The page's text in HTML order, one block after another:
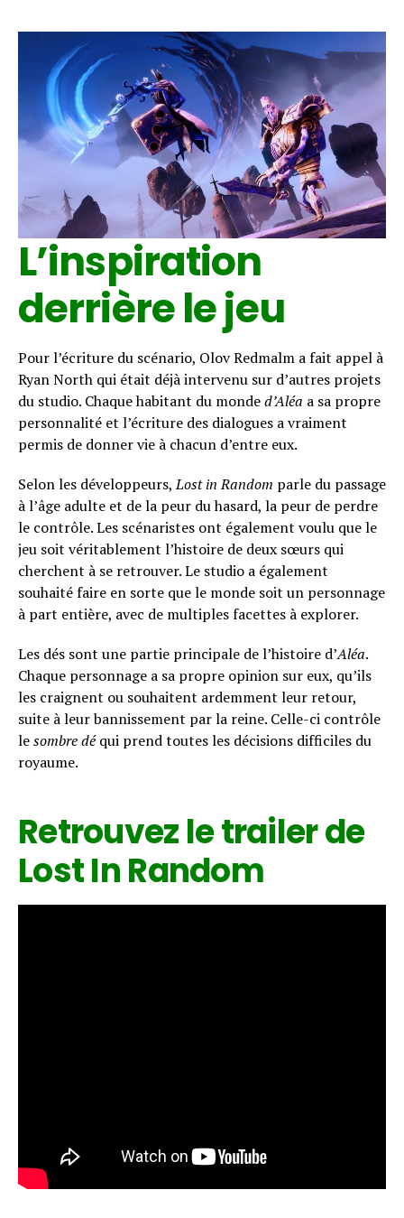
L’inspiration
derrière le jeu
Pour l’écriture du scénario, Olov Redmalm a fait appel à
Ryan North qui était déjà intervenu sur d’autres projets
du studio. Chaque habitant du monded’Aléa a sa propre
personnalité et l’écriture des dialogues a vraiment
permis de donner vie à chacun d’entre eux.
Selon les développeurs,Lost in Random parle du passage
à l’âge adulte et de la peur du hasard, la peur de perdre
le contrôle. Les scénaristes ont également voulu que le
jeu soit véritablement l’histoire de deux sœurs qui
cherchent à se retrouver. Le studio a également
souhaité faire en sorte que le monde soit un personnage
à part entière, avec de multiples facettes à explorer.
Les dés sont une partie principale de l’histoire d’Aléa.
Chaque personnage a sa propre opinion sur eux, qu’ils
les craignent ou souhaitent ardemment leur retour,
suite à leur bannissement par la reine. Celle-ci contrôle
lesombre déqui prend toutes les décisions difficiles du
royaume.
Retrouvez le trailer de
Lost In Random
Flipboard
Reddit
Pinterest
Whatsapp
Email